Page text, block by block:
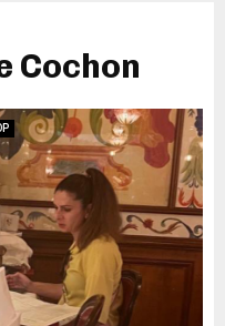
Cochon